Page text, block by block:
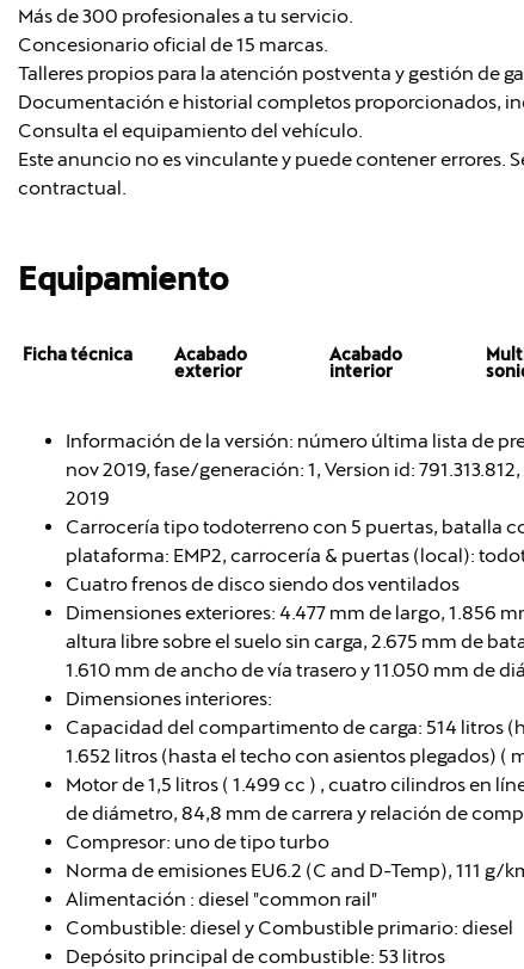
Más de 300 profesionales a tu servicio.
Concesionario oficial de 15 marcas.
Talleres propios para la atención postventa y gestión de
Documentación e historial completos proporcionados,
Consulta el equipamiento del vehículo.
Este anuncio no es vinculante y puede contener errores.
contractual.
Equipamiento
Ficha técnica
Información de la versión: número última lista de
nov 2019, fase/generación: 1, Version id:
2019
Carrocería tipo todoterreno con 5 puertas, batalla
plataforma: EMP2, carrocería & puertas (local):
Cuatro frenos de disco siendo dos ventilados
Dimensiones exteriores: 4.477 mm de largo, 1.856
altura libre sobre el suelo sin carga, 2.675 mm de
1.610 mm de ancho de vía trasero y 11.050 mm de
Dimensiones interiores:
Capacidad del compartimento de carga: 514 litros
1.652 litros (hasta el techo con asientos plegados) (
Motor de 1,5 litros ( 1.499 cc ) , cuatro cilindros en
de diámetro, 84,8 mm de carrera y relación de
Compresor: uno de tipo turbo
Norma de emisiones EU6.2 (C and D-Temp), 111 g/
Alimentación : diesel "common rail"
Combustible: diesel y Combustible primario: diesel
Depósito principal de combustible: 53 litros
Acabado
exterior
Acabado
interior